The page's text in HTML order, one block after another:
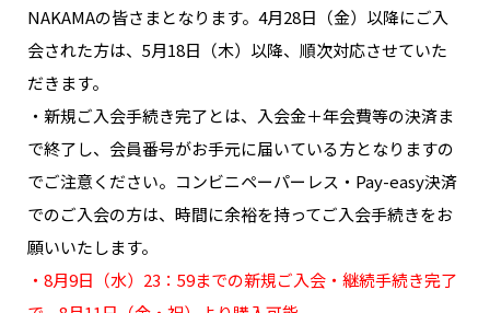
NAKAMAの皆さまとなります。4月28日（金）以降にご入
会された方は、5月18日（木）以降、順次対応させていた
だきます。
・新規ご入会手続き完了とは、入会金＋年会費等の決済ま
で終了し、会員番号がお手元に届いている方となりますの
でご注意ください。コンビニペーパーレス・Pay-easy決済
でのご入会の方は、時間に余裕を持ってご入会手続きをお
願いいたします。
・8月9日（水）23：59までの新規ご入会・継続手続き完了